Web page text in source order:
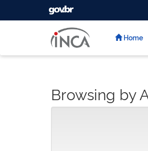
GOVBR
Home
Browsing by